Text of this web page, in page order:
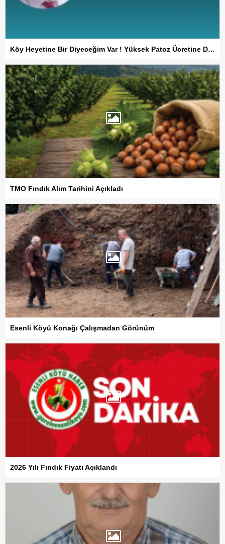
Köy Heyetine Bir Diyeceğim Var ! Yüksek Patoz Ücretine Dur De
TMO Fındık Alım Tarihini Açıkladı
Esenli Köyü Konağı Çalışmadan Görünüm
2026 Yılı Fındık Fiyatı Açıklandı